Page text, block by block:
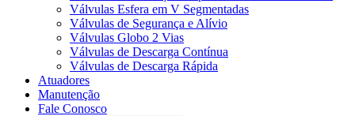
Válvulas Esfera em V Segmentadas
Válvulas de Segurança e Alívio
Válvulas Globo 2 Vias
Válvulas de Descarga Contínua
Válvulas de Descarga Rápida
Atuadores
Manutenção
Fale Conosco